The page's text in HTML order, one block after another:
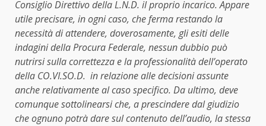
Consiglio Direttivo della L.N.D. il proprio incarico. Appare
utile precisare, in ogni caso, che ferma restando la
necessità di attendere, doverosamente, gli esiti delle
indagini della Procura Federale, nessun dubbio può
nutrirsi sulla correttezza e la professionalità dell’operato
della CO.VI.SO.D. in relazione alle decisioni assunte
anche relativamente al caso specifico. Da ultimo, deve
comunque sottolinearsi che, a prescindere dal giudizio
che ognuno potrà dare sul contenuto dell’audio, la stessa